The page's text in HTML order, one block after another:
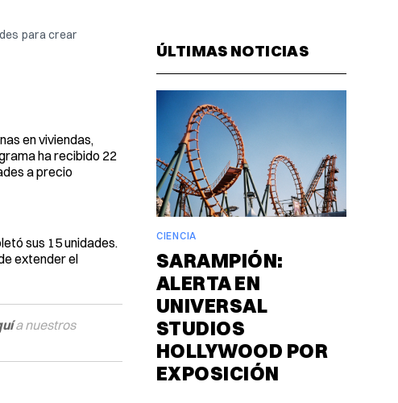
para crear
en viviendas,
ha recibido 22
a precio
sus 15 unidades.
extender el
a nuestros
ÚLTIMAS NOTICIAS
CIENCIA
SARAMPIÓN:
ALERTA EN
UNIVERSAL
STUDIOS
HOLLYWOOD POR
EXPOSICIÓN